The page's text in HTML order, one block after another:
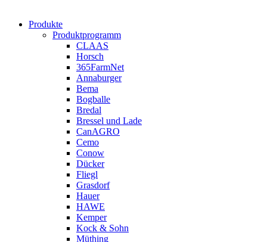
Produkte
Produktprogramm
CLAAS
Horsch
365FarmNet
Annaburger
Bema
Bogballe
Bredal
Bressel und Lade
CanAGRO
Cemo
Conow
Dücker
Fliegl
Grasdorf
Hauer
HAWE
Kemper
Kock & Sohn
Müthing